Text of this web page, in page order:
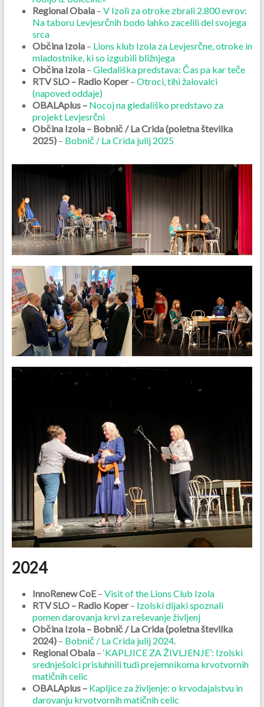
Regional Obala– V Izoli za otroke zbrali 2.800 evrov:
Na taboru Levjesrčnih bodo lahko zacelili del svojega
srca
Občina Izola– Lions klub Izola za Levjesrčne, otroke in
mladostnike, ki so izgubili bližnjega
Občina Izola– Gledališka predstava: Čas pa kar teče
RTV SLO – Radio Koper– Otroci, tihi žalovalci
(napoved oddaje)
OBALAplus – Nocoj na gledališko predstavo za
projekt Levjesrčni
Občina Izola – Bobnič / La Crida (poletna številka
2025)– Bobnič / La Crida julij 2025
2024
InnoRenew CoE– Visit of the Lions Club Izola
RTV SLO – Radio Koper– Izolski dijaki spoznali
pomen darovanja krvi za reševanje življenj
Občina Izola – Bobnič / La Crida (poletna številka
2024)– Bobnič / La Crida julij 2024.
Regional Obala– ‘KAPLJICE ZA ŽIVLJENJE’: Izolski
srednješolci prisluhnili tudi prejemnikoma krvotvornih
matičnih celic
OBALAplus – Kapljice za življenje: o krvodajalstvu in
darovanju krvotvornih matičnih celic